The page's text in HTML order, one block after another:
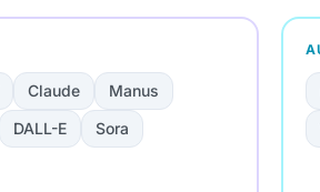
Claude
Manus
DALL-E Sora